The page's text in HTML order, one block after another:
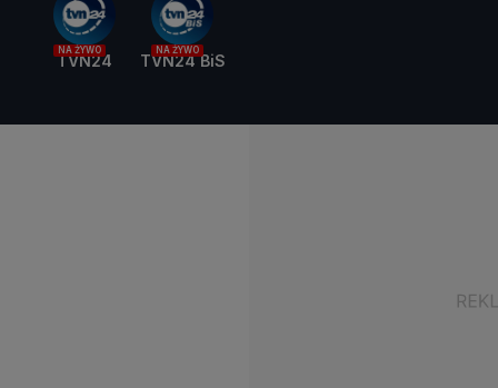
NA ŻYWO
TVN24
NA ŻYWO
TVN24 BiS